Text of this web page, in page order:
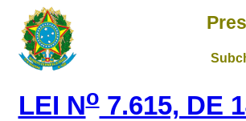
LEI No7.615, DE